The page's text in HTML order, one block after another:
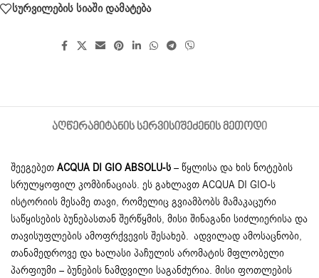
სურვილების სიაში დამატება
ᲐᲦᲬᲔᲠᲐᲛᲘᲢᲐᲜᲘᲡ ᲡᲔᲠᲕᲘᲡᲘᲨᲔᲫᲔᲜᲘᲡ ᲛᲔᲗᲝᲓᲘ
შეეგებეთ ACQUA DI GIO ABSOLU-ს – წყლისა და ხის ნოტების
სრულყოფილ კომბინაციას. ეს გახლავთ ACQUA DI GIO-ს
ისტორიის მესამე თავი, რომელიც გვიამბობს მამაკაცური
საწყისების ბუნებასთან შერწყმის, მისი შინაგანი სიძლიერისა და
თავისუფლების ამოფრქვევის შესახებ. ადვილად ამოსაცნობი,
თანამედროვე და ხალასი პაჩულის არომატის მფლობელი
პარფიუმი – ბუნების ნამდვილი საგანძურია. მისი ფოთლების